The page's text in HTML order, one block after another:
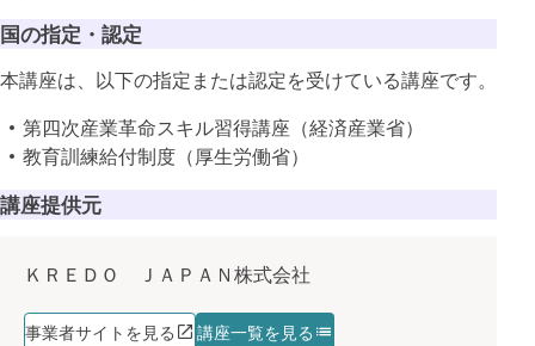
国の指定・認定
本講座は、以下の指定または認定を受けている講座です。
第四次産業革命スキル習得講座（経済産業省）
教育訓練給付制度（厚生労働省）
講座提供元
ＫＲＥＤＯ ＪＡＰＡＮ株式会社
事業者サイトを見る 講座一覧を見る